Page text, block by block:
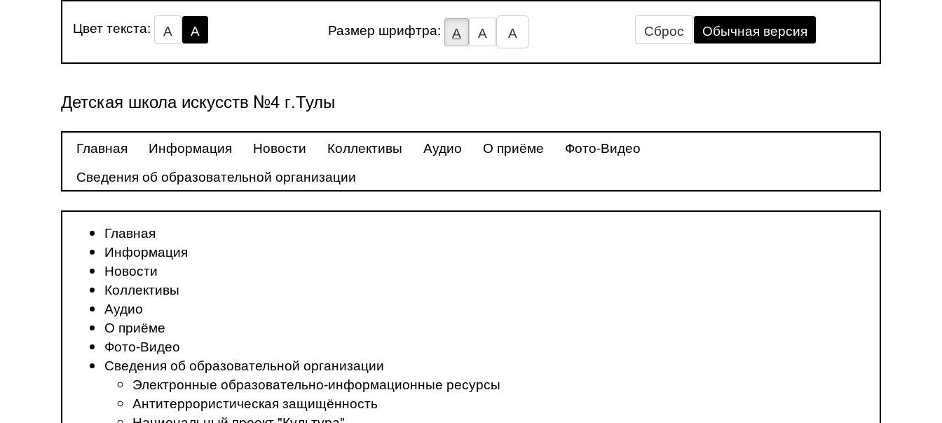
Цвет текста: А А Размер шрифтра: А А А Сброс Обычная версия
Детская школа искусств №4 г.Тулы
Главная Информация Новости Коллективы Аудио О приёме
Фото-Видео
Сведения об образовательной организации
Главная
Информация
Новости
Коллективы
Аудио
О приёме
Фото-Видео
Сведения об образовательной организации
Электронные образовательно-информационные ресурсы
Антитеррористическая защищённость